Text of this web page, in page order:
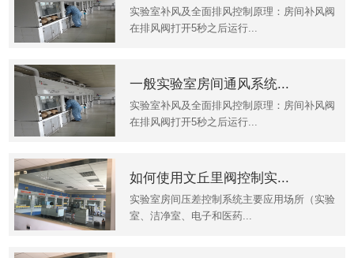
实验室补风及全面排风控制原理：房间补风阀
在排风阀打开5秒之后运行...
一般实验室房间通风系统...
实验室补风及全面排风控制原理：房间补风阀
在排风阀打开5秒之后运行...
如何使用文丘里阀控制实...
实验室房间压差控制系统主要应用场所（实验
室、洁净室、电子和医药...